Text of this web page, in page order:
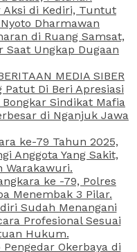
Aksi di Kediri, Tuntut
Dharmawan
di Ruang Samsat,
Saat Ungkap Dugaan
MEDIA SIBER
Patut Di Beri Apresiasi
Sindikat Mafia
di Nganjuk Jawa
ke-79 Tahun 2025,
Anggota Yang Sakit,
Warakawuri.
ke -79, Polres
Menembak 3 Pilar.
Sudah Menangani
Profesional Sesuai
Hukum.
Okerbaya di